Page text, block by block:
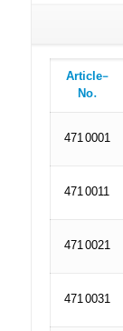
Article-
No.
471 0001
471 0011
471 0021
471 0031